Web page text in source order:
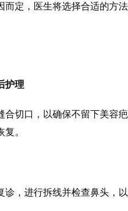
而定，医生将选择合适的方
护理
合切口，以确保不留下美容
。
，进行拆线并检查鼻头，